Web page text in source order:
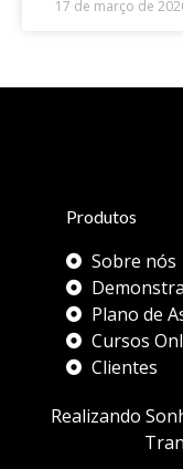
17 de março de
Produtos
Sobre nós
Plano de
Cursos
Clientes
Realizando